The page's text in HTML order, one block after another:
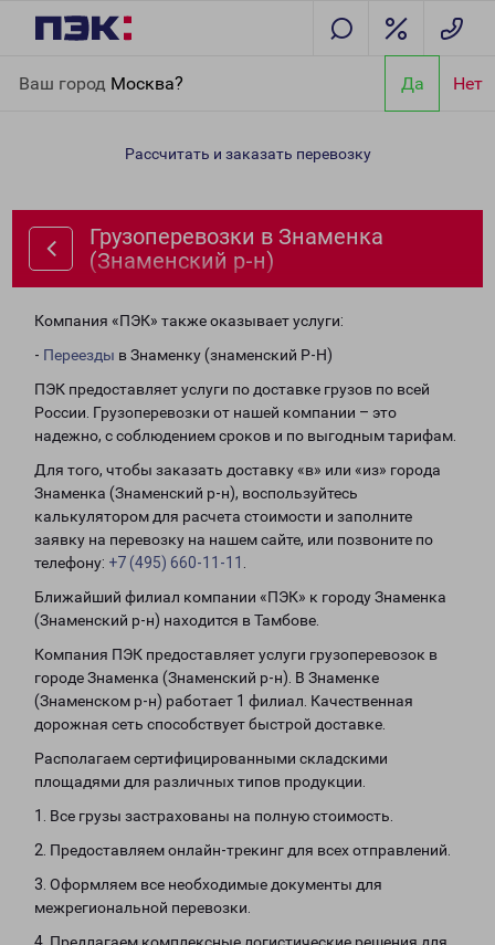
Ваш город Москва? Да Нет
(Знаменский р-н)
Рассчитать и заказать перевозку
Грузоперевозки в Знаменка
(Знаменский р-н)
Компания «ПЭК» также оказывает услуги:
- Переезды в Знаменку (знаменский Р-Н)
ПЭК предоставляет услуги по доставке грузов по всей
России. Грузоперевозки от нашей компании – это
надежно, с соблюдением сроков и по выгодным тарифам.
Для того, чтобы заказать доставку «в» или «из» города
Знаменка (Знаменский р-н), воспользуйтесь
калькулятором для расчета стоимости и заполните
заявку на перевозку на нашем сайте, или позвоните по
телефону: +7 (495) 660-11-11
Ближайший филиал компании «ПЭК» к городу Знаменка
(Знаменский р-н) находится в Тамбове.
Компания ПЭК предоставляет услуги грузоперевозок в
городе Знаменка (Знаменский р-н). В Знаменке
(Знаменском р-н) работает 1 филиал. Качественная
дорожная сеть способствует быстрой доставке.
Располагаем сертифицированными складскими
площадями для различных типов продукции.
1. Все грузы застрахованы на полную стоимость.
2. Предоставляем онлайн-трекинг для всех отправлений.
3. Оформляем все необходимые документы для
межрегиональной перевозки.